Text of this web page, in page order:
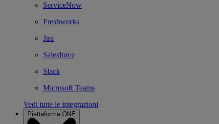
ServiceNow
Freshworks
Jira
Salesforce
Slack
Microsoft Teams
Vedi tutte le integrazioni
Piattaforma ONE